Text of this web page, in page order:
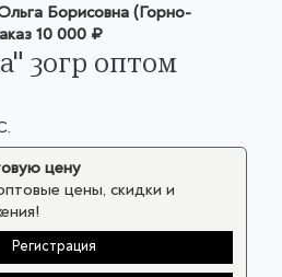
Борисовна (Горно-
10 000 ₽
30гр оптом
цену
цены, скидки и
Регистрация